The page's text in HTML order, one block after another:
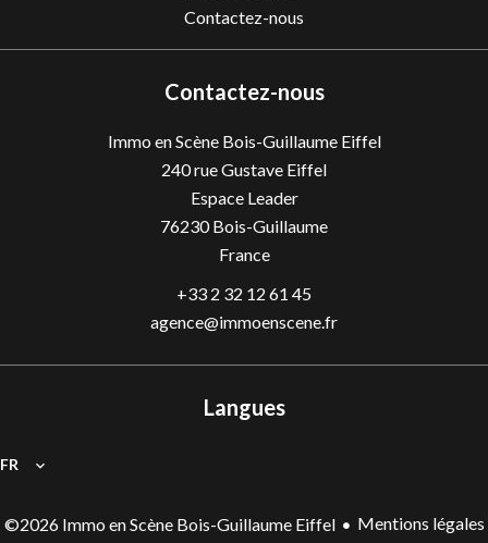
Contactez-nous
Contactez-nous
Immo en Scène Bois-Guillaume Eiffel
240 rue Gustave Eiffel
Espace Leader
76230Bois-Guillaume
France
+33 2 32 12 61 45
agence@immoenscene.fr
Langues
FR
©2026 Immo en Scène Bois-Guillaume Eiffel Mentions légales